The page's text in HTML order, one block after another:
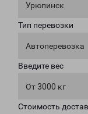
Урюпинск
Тип перевозки
Автоперевозка
Введите вес
От 3000 кг
Стоимость